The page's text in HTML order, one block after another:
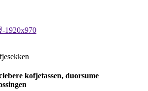
kofjetassen, duorsume